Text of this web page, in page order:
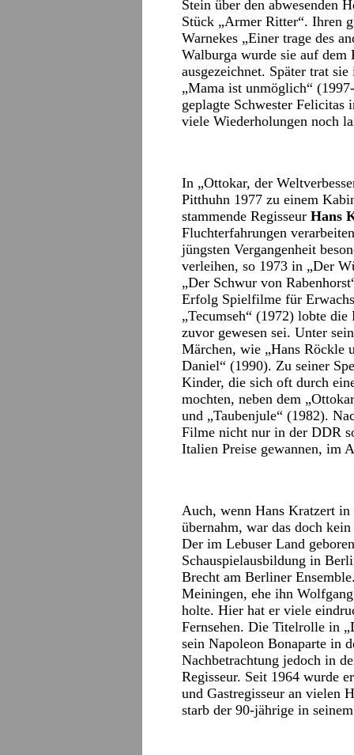
Stein über den abwesenden
Stück „Armer Ritter“. Ihren
Warnekes „Einer trage des
Walburga wurde sie auf
ausgezeichnet. Später trat
„Mama ist unmöglich“
geplagte Schwester
viele Wiederholungen noch
In „Ottokar, der
Pitthuhn 1977 zu einem
stammende Regisseur Hans
Fluchterfahrungen
jüngsten Vergangenheit
verleihen, so 1973 in „Der
„Der Schwur von
Erfolg Spielfilme für
„Tecumseh“ (1972) lobte
zuvor gewesen sei. Unter
Märchen, wie „Hans Röckle
Daniel“ (1990). Zu seiner
Kinder, die sich oft durch
mochten, neben dem
und „Taubenjule“ (1982).
Filme nicht nur in der DDR
Italien Preise gewannen, im
Auch, wenn Hans Kratzert
übernahm, war das doch
Der im Lebuser Land
Schauspielausbildung in
Brecht am Berliner
Meiningen, ehe ihn
holte. Hier hat er viele
Fernsehen. Die Titelrolle in
sein Napoleon Bonaparte in
Nachbetrachtung jedoch in
Regisseur. Seit 1964 wurde
und Gastregisseur an vielen
starb der 90-jährige in